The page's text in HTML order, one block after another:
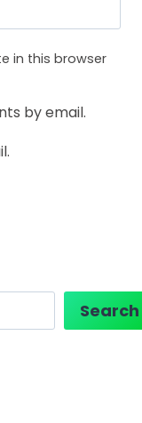
in this browser
by email.
Search